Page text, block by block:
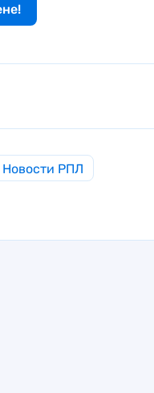
Новости РПЛ